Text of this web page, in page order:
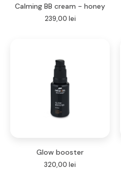
Calming BB cream - honey
239,00 lei
Glow booster
320,00 lei